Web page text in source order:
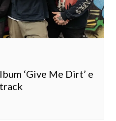
‘Give Me Dirt’ e